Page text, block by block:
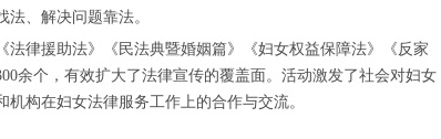
、解决问题靠法。
法律援助法》《民法典暨婚姻篇》《妇女权益保障法》《反家
余个，有效扩大了法律宣传的覆盖面。活动激发了社会对妇女
构在妇女法律服务工作上的合作与交流。